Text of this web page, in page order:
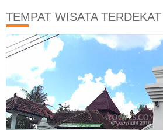
TEMPAT WISATA TERDEKAT